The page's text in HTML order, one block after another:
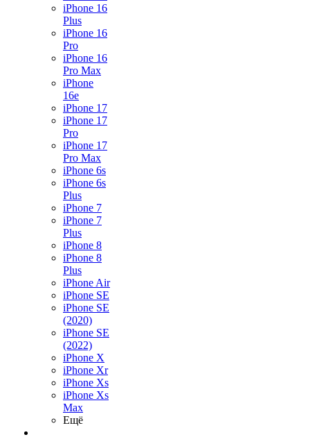
iPhone 16
Plus
iPhone 16
Pro
iPhone 16
Pro Max
iPhone
16e
iPhone 17
iPhone 17
Pro
iPhone 17
Pro Max
iPhone 6s
iPhone 6s
Plus
iPhone 7
iPhone 7
Plus
iPhone 8
iPhone 8
Plus
iPhone Air
iPhone SE
iPhone SE
(2020)
iPhone SE
(2022)
iPhone X
iPhone Xr
iPhone Xs
iPhone Xs
Max
Ещё